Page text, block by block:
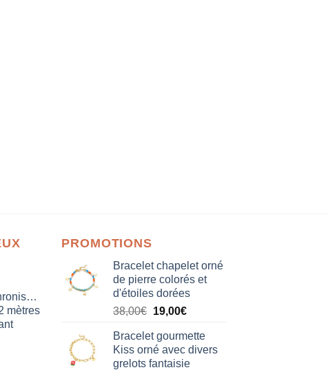
mètres
PROMOTIONS
Bracelet chapelet orné
de pierre colorés et
d'étoiles dorées
38,00€ Le
initial
était :
19,00€Le
actuel
est :
Bracelet gourmette
Kiss orné avec divers
grelots fantaisie